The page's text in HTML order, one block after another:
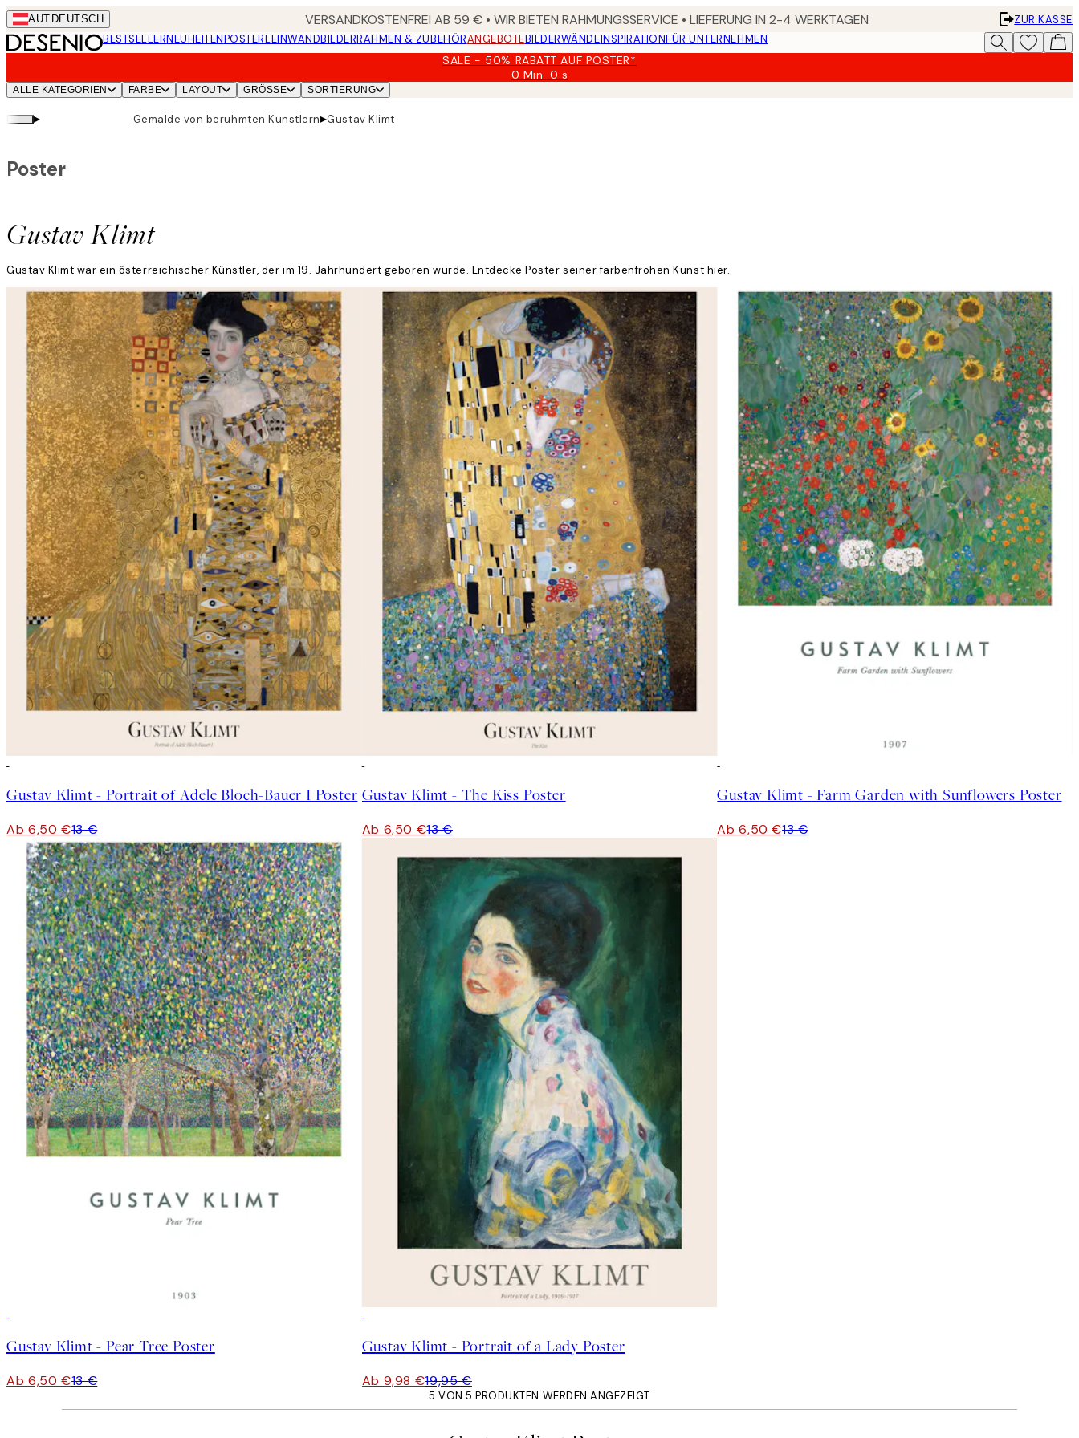
Skip
to
main
AUT DEUTSCH VERSANDKOSTENFREI AB 59 € • WIR BIETEN RAHMUNGSSERVICE • LIEFERUNG IN 2-4 WERKTAGEN
ZUR KASSE
BESTSELLERNEUHEITENPOSTERLEINWANDBILDERRAHMEN & ZUBEHÖRANGEBOTEBILDERWÄNDEINSPIRATIONFÜR UNTERNEHMEN
SALE - 50% RABATT AUF POSTER*
0 Min. 0 s
Gültig
ALLE KATEGORIEN FARBE LAYOUT GRÖSSE SORTIERUNG
▸ Gemälde von berühmten Künstlern▸Gustav Klimt
Gustav Klimt
Poster
Gustav Klimt war ein österreichischer Künstler, der im 19. Jahrhundert geboren wurde. Entdecke Poster seiner farbenfrohen Kunst hier.
Gustav Klimt - Portrait of Adele Bloch-Bauer I Poster
Ab 6,50 €13 €
Gustav Klimt - The Kiss Poster
Ab 6,50 €13 €
Gustav Klimt - Farm Garden with Sunflowers Poster
Ab 6,50 €13 €
Gustav Klimt - Pear Tree Poster
Ab 6,50 €13 €
Gustav Klimt - Portrait of a Lady Poster
Ab 9,98 €19,95 €
5 VON 5 PRODUKTEN WERDEN ANGEZEIGT